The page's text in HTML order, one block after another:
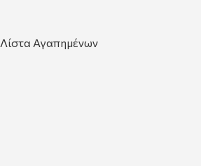
Λίστα Αγαπημένων